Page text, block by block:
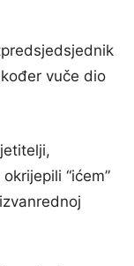
vuče dio
“ićem”